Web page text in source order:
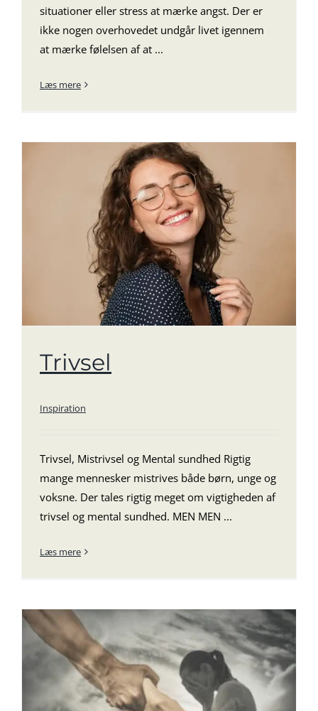
situationer eller stress at mærke angst. Der er
ikke nogen overhovedet undgår livet igennem
at mærke følelsen af at ...
Læs mere
Trivsel
Inspiration
Trivsel, Mistrivsel og Mental sundhed Rigtig
mange mennesker mistrives både børn, unge og
voksne. Der tales rigtig meget om vigtigheden af
trivsel og mental sundhed. MEN MEN ...
Læs mere